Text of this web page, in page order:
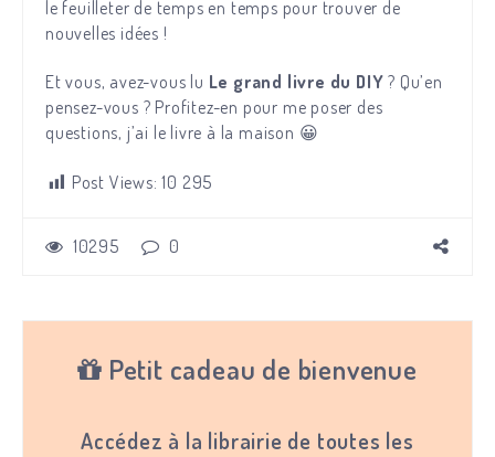
le feuilleter de temps en temps pour trouver de
nouvelles idées !
Et vous, avez-vous lu Le grand livre du DIY ? Qu’en
pensez-vous ? Profitez-en pour me poser des
questions, j’ai le livre à la maison 😀
Post Views:10 295
10295 0
Petit cadeau de bienvenue
Accédez à la librairie de toutes les